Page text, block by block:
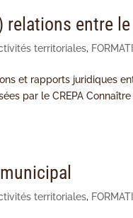
relations entre
territoriales,
et rapports juridiques
par le CREPA
territoriales,